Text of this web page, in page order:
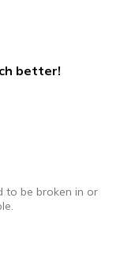
better!
to be broken in or